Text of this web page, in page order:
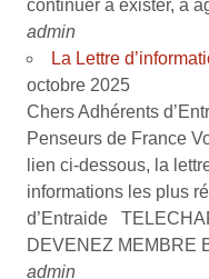
continuer à exister, à
admin
La Lettre
octobre 2025
Chers Adhérents
Penseurs de France
lien ci-dessous, la
informations les plus
d’Entraide
DEVENEZ MEMBRE
admin